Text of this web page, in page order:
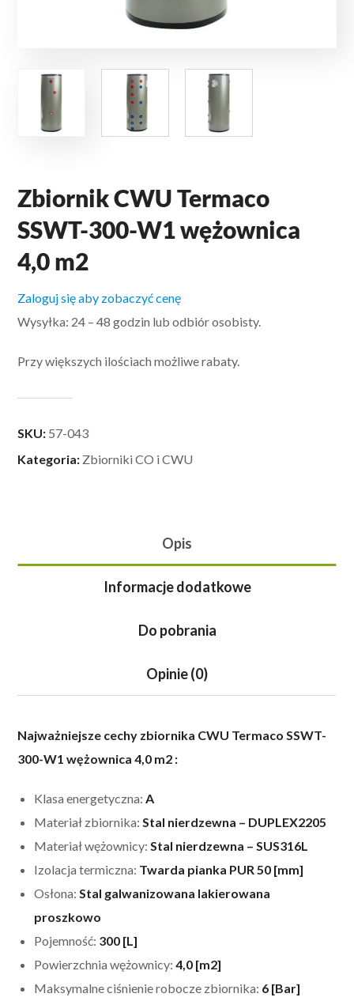
Zbiornik CWU Termaco
SSWT-300-W1 wężownica
4,0 m2
Zaloguj się aby zobaczyć cenę
Wysyłka: 24 – 48 godzin lub odbiór osobisty.
Przy większych ilościach możliwe rabaty.
SKU: 57-043
Kategoria: Zbiorniki CO i CWU
Opis
Informacje dodatkowe
Do pobrania
Opinie (0)
Najważniejsze cechy zbiornika CWU Termaco SSWT-
300-W1 wężownica 4,0 m2 :
Klasa energetyczna:A
Materiał zbiornika: Stal nierdzewna – DUPLEX2205
Materiał wężownicy:Stal nierdzewna – SUS316L
Izolacja termiczna: Twarda pianka PUR 50 [mm]
Osłona:Stal galwanizowana lakierowana
proszkowo
Pojemność: 300 [L]
Powierzchnia wężownicy: 4,0 [m2]
Maksymalne ciśnienie robocze zbiornika: 6 [Bar]